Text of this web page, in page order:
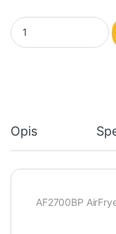
AF2700BP AirFryer
Opis
AF2700BP